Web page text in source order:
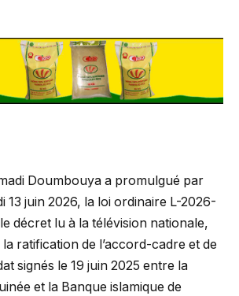
Doumbouya a promulgué par
13 juin 2026, la loi ordinaire L-2026-
décret lu à la télévision nationale,
ratification de l’accord-cadre et de
signés le 19 juin 2025 entre la
et la Banque islamique de